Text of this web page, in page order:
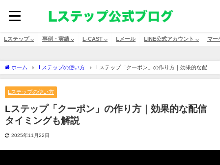
Lステップ ⌵ 事例・実績 ⌵ L-CAST ⌵ Lメール LINE公式アカウント ⌵ マー
ホーム Lステップの使い方
Lステップ「クーポン」の作り方｜効果的な配信
タイミングも解説
Lステップの使い方
Lステップ「クーポン」の作り方｜効果的な配信
タイミングも解説
2025年11月22日